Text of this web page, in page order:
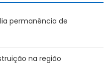
permanência de
na região